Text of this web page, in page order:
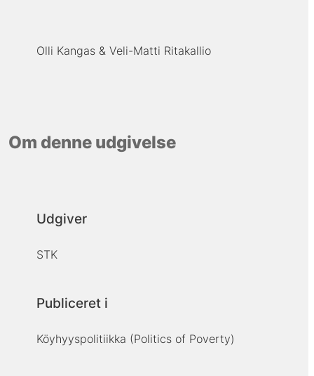
Olli Kangas Veli-Matti Ritakallio
Om denne udgivelse
Udgiver
STK
Publiceret i
Köyhyyspolitiikka (Politics of Poverty)